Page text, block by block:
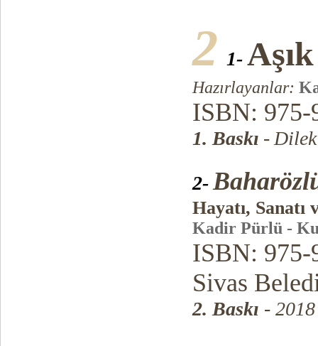
2 1-
Hazırlayanlar:
ISBN:
1. Baskı -
2-
Hayatı,
Kadir Pürlü -
ISBN:
Sivas
2. Baskı -